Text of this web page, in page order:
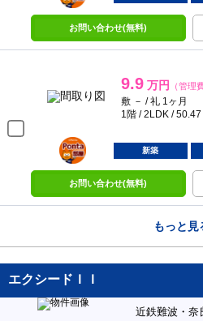
お問い合わせ(無料)
9.9 万円 （管理
敷 － / 礼 1ヶ月
1階 / 2LDK / 50.47
ポンタ
部屋
新築
お問い合わせ(無料)
もっと見
エクシードＩＩ
近鉄難波・奈